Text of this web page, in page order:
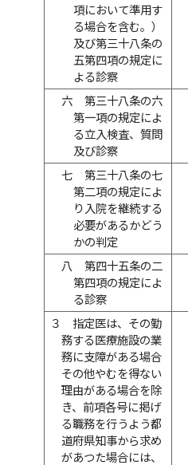
項において準用す
る場合を含む。）
及び第三十八条の
五第四項の規定に
よる診察
六
第三十八条の六
第一項の規定によ
る立入検査、質問
及び診察
七
第三十八条の七
第二項の規定によ
り入院を継続する
必要があるかどう
かの判定
八
第四十五条の二
第四項の規定によ
る診察
３
指定医は、その勤
務する医療施設の業
務に支障がある場合
その他やむを得ない
理由がある場合を除
き、前項各号に掲げ
る職務を行うよう都
道府県知事から求め
があつた場合には、